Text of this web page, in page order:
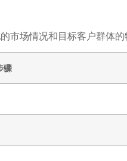
市场情况和目标客户群体
骤